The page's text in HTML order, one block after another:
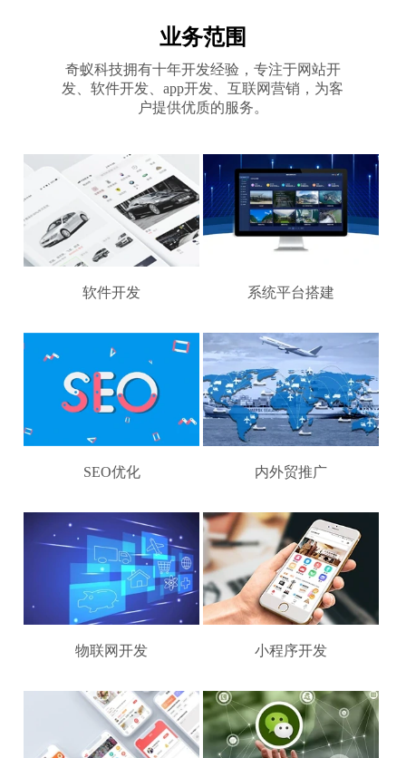
业务范围
奇蚁科技拥有十年开发经验，专注于网站开
发、软件开发、app开发、互联网营销，为客
户提供优质的服务。
软件开发 系统平台搭建
SEO优化 内外贸推广
物联网开发 小程序开发